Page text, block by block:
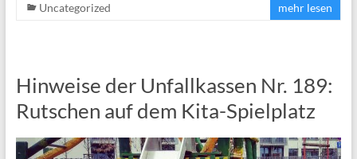
Uncategorized
mehr lesen
Hinweise der Unfallkassen Nr. 189:
Rutschen auf dem Kita-Spielplatz